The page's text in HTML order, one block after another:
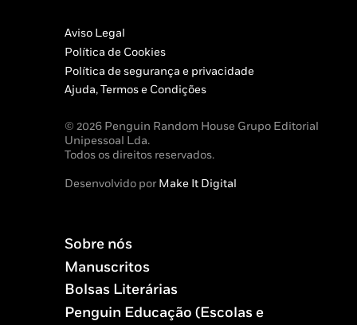
Aviso Legal
Política de Cookies
Política de segurança e privacidade
Ajuda, Termos e Condições
© 2026 Penguin Random House Grupo Editorial
Unipessoal Lda.
Todos os direitos reservados.
Desenvolvido porMake It Digital
Sobre nós
Manuscritos
Bolsas Literárias
Penguin Educação (Escolas e